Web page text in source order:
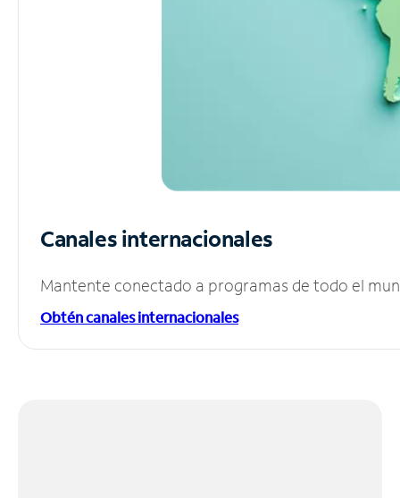
Canales internacionales
Mantente conectado a programas de todo el
Obtén canales internacionales